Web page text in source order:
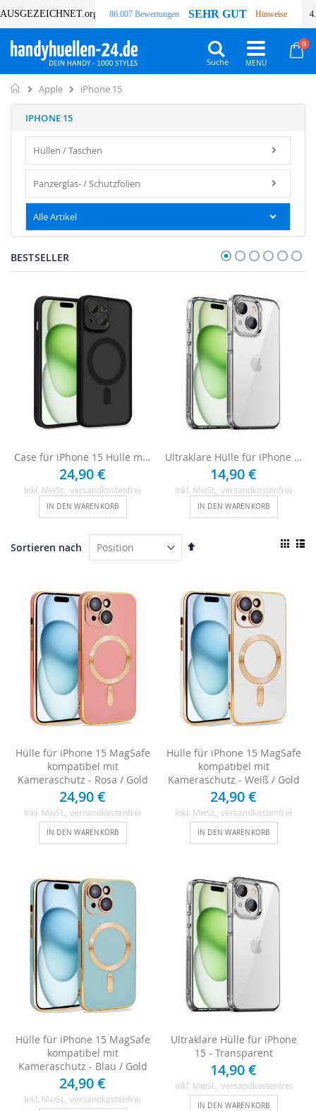
AUSGEZEICHNET.org 86.007 Bewertungen SEHR GUT Hinweise
0
Suche
Home
Apple iPhone 15
BESTSELLER
Case für iPhone 15 Hülle mit Kameraschutz - Schwarz
24,90 €
Inkl. MwSt., versandkostenfrei
IN DEN WARENKORB
Ultraklare Hülle für iPhone 15 - Transparent
14,90 €
Inkl. MwSt., versandkostenfrei
IN DEN WARENKORB
Sortieren nach
In
Hülle für iPhone 15 MagSafe
kompatibel mit
Kameraschutz - Rosa / Gold
24,90 €
Inkl. MwSt. , versandkostenfrei
IN DEN WARENKORB
Hülle für iPhone 15 MagSafe
kompatibel mit
Kameraschutz - Weiß / Gold
24,90 €
Inkl. MwSt. , versandkostenfrei
IN DEN WARENKORB
Hülle für iPhone 15 MagSafe
kompatibel mit
Kameraschutz - Blau / Gold
24,90 €
Inkl. MwSt. , versandkostenfrei
Ultraklare Hülle für iPhone
15 - Transparent
14,90 €
Inkl. MwSt. , versandkostenfrei
IN DEN WARENKORB
IPHONE 15
Hüllen / Taschen
Panzerglas- / Schutzfolien
Alle Artikel